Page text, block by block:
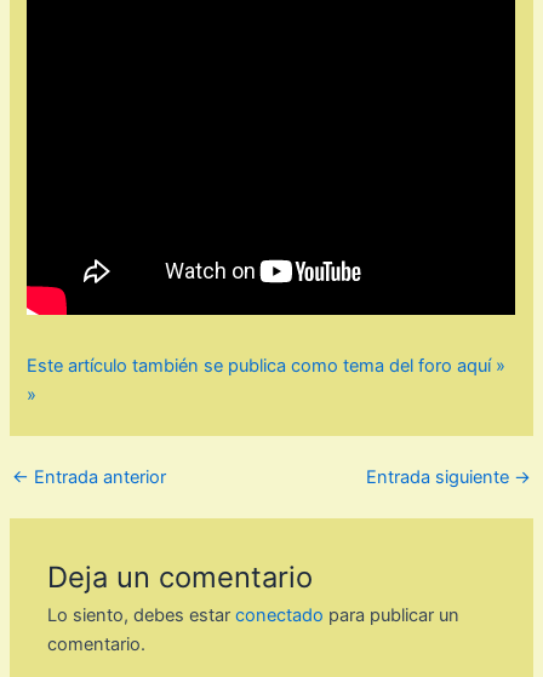
Este artículo también se publica como tema del foro aquí »
»
← Entrada anterior Entrada siguiente →
Deja un comentario
Lo siento, debes estarconectado para publicar un
comentario.